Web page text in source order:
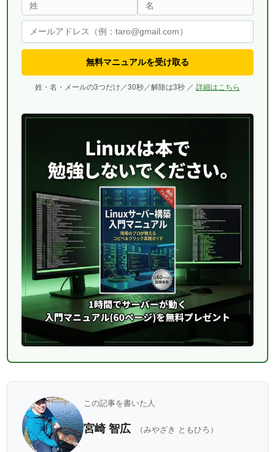
無料マニュアルを受け取る
姓・名・メールの3つだけ／30秒／解除は3秒 ／ 詳細はこちら
この記事を書いた人
宮崎 智広 （みやざき ともひろ）